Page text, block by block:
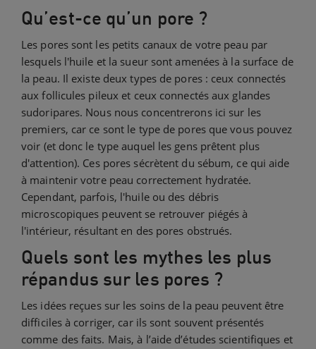
Qu’est-ce qu’un pore ?
Les pores sont les petits canaux de votre peau par
lesquels l'huile et la sueur sont amenées à la surface de
la peau. Il existe deux types de pores : ceux connectés
aux follicules pileux et ceux connectés aux glandes
sudoripares. Nous nous concentrerons ici sur les
premiers, car ce sont le type de pores que vous pouvez
voir (et donc le type auquel les gens prêtent plus
d'attention). Ces pores sécrètent du sébum, ce qui aide
à maintenir votre peau correctement hydratée.
Cependant, parfois, l'huile ou des débris
microscopiques peuvent se retrouver piégés à
l'intérieur, résultant en des pores obstrués.
Quels sont les mythes les plus
répandus sur les pores ?
Les idées reçues sur les soins de la peau peuvent être
difficiles à corriger, car ils sont souvent présentés
comme des faits. Mais, à l’aide d’études scientifiques et